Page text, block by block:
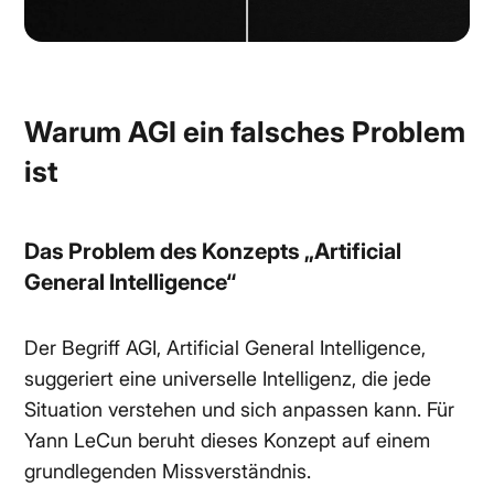
Warum AGI ein falsches Problem
ist
Das Problem des Konzepts „Artificial
General Intelligence“
Der Begriff AGI, Artificial General Intelligence,
suggeriert eine universelle Intelligenz, die jede
Situation verstehen und sich anpassen kann. Für
Yann LeCun beruht dieses Konzept auf einem
grundlegenden Missverständnis.